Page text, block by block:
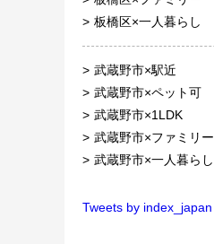
板橋区×一人暮らし
武蔵野市×駅近
武蔵野市×ペット可
武蔵野市×1LDK
武蔵野市×ファミリー
武蔵野市×一人暮らし
Tweets by index_japan